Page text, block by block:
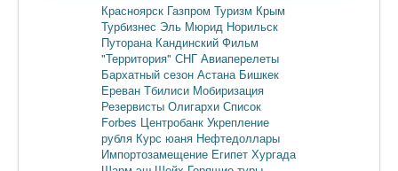
Красноярск Газпром Туризм Крым
Турбизнес Эль Мюрид Норильск
Путорана Кандинский Фильм
"Территория" СНГ Авиаперелеты
Бархатный сезон Астана Бишкек
Ереван Тбилиси Мобиризация
Резервисты Олигархи Список
Forbes Центробанк Укрепление
рубля Курс юаня Нефтедоллары
Импортозамещение Египет Хургада